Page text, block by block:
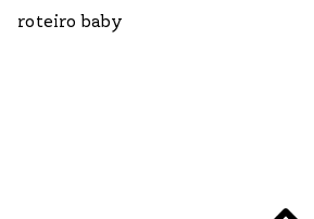
roteiro baby